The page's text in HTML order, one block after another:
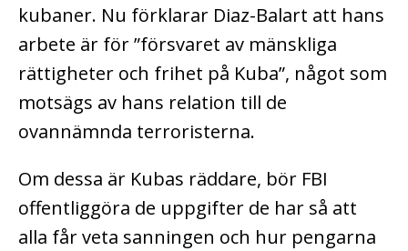
kubaner. Nu förklarar Diaz-Balart att hans
arbete är för ”försvaret av mänskliga
rättigheter och frihet på Kuba”, något som
motsägs av hans relation till de
ovannämnda terroristerna.
Om dessa är Kubas räddare, bör FBI
offentliggöra de uppgifter de har så att
alla får veta sanningen och hur pengarna